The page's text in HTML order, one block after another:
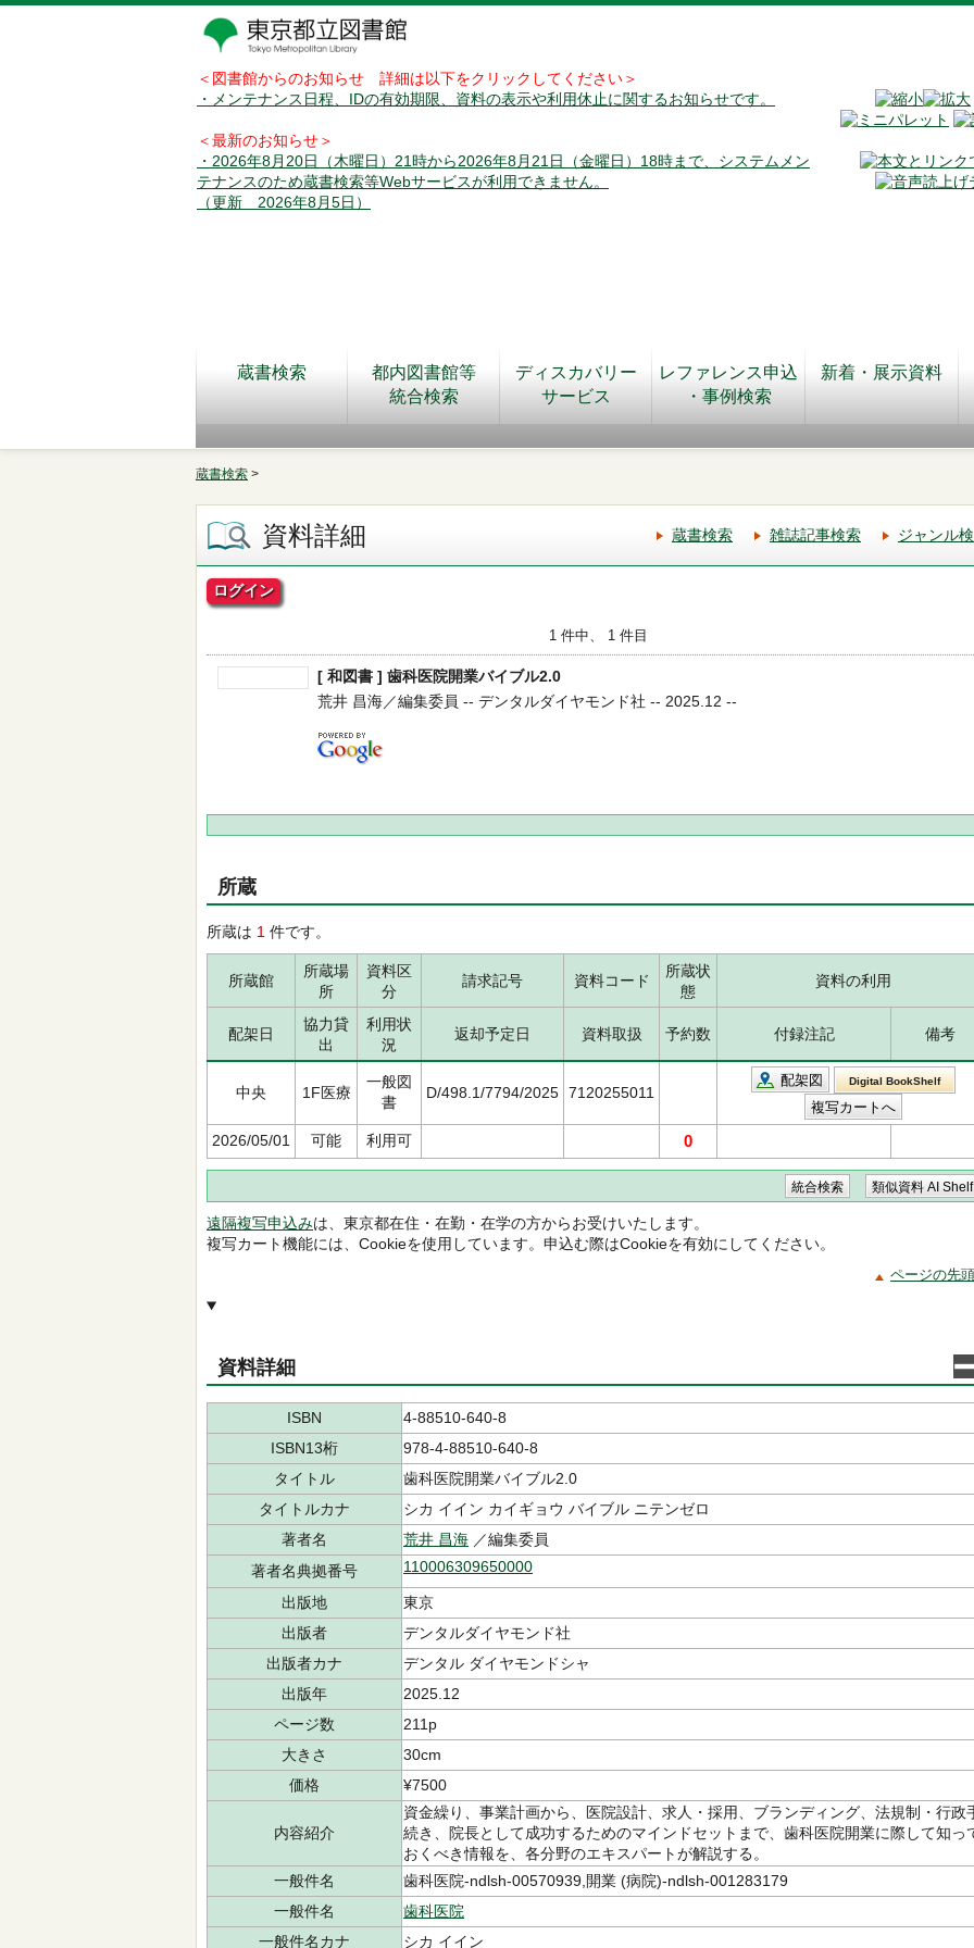
＜図書館からのお知らせ 詳細は以下をクリックしてください＞
・メンテナンス日程、IDの有効期限、資料の表示や利用休止に関するお知らせです。
＜最新のお知らせ＞
・2026年8月20日（木曜日）21時から2026年8月21日（金曜日）18時まで、システムメン
テナンスのため蔵書検索等Webサービスが利用できません。
（更新 2026年8月5日）
蔵書検索
都内図書館等
統合検索
ディスカバリー
サービス
レファレンス申込
・事例検索
新着・展示資料
蔵書検索 >
資料詳細 蔵書検索 雑誌記事検索 ジャンル
ログイン
1 件中、 1 件目
[ 和図書 ] 歯科医院開業バイブル2.0
荒井 昌海／編集委員 -- デンタルダイヤモンド社 -- 2025.12 --
所蔵
所蔵は 1 件です。
所蔵館
所蔵場
所
資料区
分
請求記号 資料コード
所蔵状
態
資料の利用
配架日
協力貸
出
利用状
況
返却予定日 資料取扱 予約数 付録注記 備考
中央 1F医療
一般図
書
D/498.1/7794/2025 7120255011
配架図 Digital BookShelf
2026/05/01 可能 利用可 0
遠隔複写申込みは、東京都在住・在勤・在学の方からお受けいたします。
複写カート機能には、Cookieを使用しています。申込む際はCookieを有効にしてください。
ページの先
資料詳細
ISBN
4-88510-640-8
ISBN13桁
978-4-88510-640-8
タイトル
歯科医院開業バイブル2.0
タイトルカナ
シカ イイン カイギョウ バイブル ニテンゼロ
著者名
荒井 昌海 ／編集委員
著者名典拠番号
110006309650000
出版地
東京
出版者
デンタルダイヤモンド社
出版者カナ
デンタル ダイヤモンドシャ
出版年
2025.12
ページ数
211p
大きさ
30cm
価格
¥7500
内容紹介
資金繰り、事業計画から、医院設計、求人・採用、ブランディング、法規制・行政
続き、院長として成功するためのマインドセットまで、歯科医院開業に際して知っ
おくべき情報を、各分野のエキスパートが解説する。
一般件名
歯科医院-ndlsh-00570939,開業 (病院)-ndlsh-001283179
一般件名
歯科医院
一般件名カナ
シカ イイン